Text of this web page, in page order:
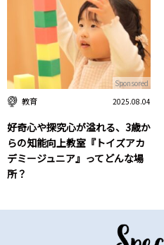
教育 2025.08.04
好奇心や探究心が溢れる、3歳か
らの知能向上教室『トイズアカ
デミージュニア』ってどんな場
所？
Sponsored